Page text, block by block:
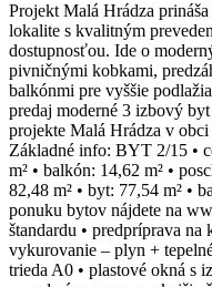
Projekt Malá Hrádza
lokalite s kvalitným
dostupnosťou. Ide o
pivničnými kobkami,
balkónmi pre vyššie
predaj moderné 3 izbový
projekte Malá Hrádza v
Základné info: BYT 2/15 •
m² • balkón: 14,62 m² •
82,48 m² • byt: 77,54 m² •
ponuku bytov nájdete na
štandardu • predpríprava
vykurovanie – plyn +
trieda A0 • plastové okná s